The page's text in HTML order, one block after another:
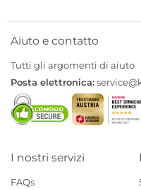
Aiuto e contatto
Tutti gli argomenti di aiuto
Posta elettronica:
I nostri servizi
FAQs